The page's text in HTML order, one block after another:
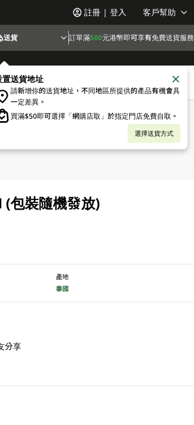
註冊 | 登入 客戶幫助
送貨 訂單滿500元港幣即可享有免費送貨服務
置送貨地址
請新增你的送貨地址，不同地區所提供的產品有機會具
一定差異。
買滿$50即可選擇「網購店取」於指定門店免費自取。
選擇送貨方式
(包裝隨機發放)
產地
泰國
分享